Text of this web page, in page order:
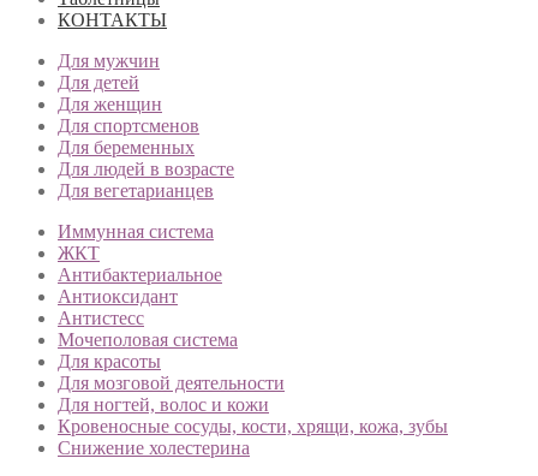
КОНТАКТЫ
Для мужчин
Для детей
Для женщин
Для спортсменов
Для беременных
Для людей в возрасте
Для вегетарианцев
Иммунная система
ЖКТ
Антибактериальное
Антиоксидант
Антистесс
Мочеполовая система
Для красоты
Для мозговой деятельности
Для ногтей, волос и кожи
Кровеносные сосуды, кости, хрящи, кожа, зубы
Снижение холестерина